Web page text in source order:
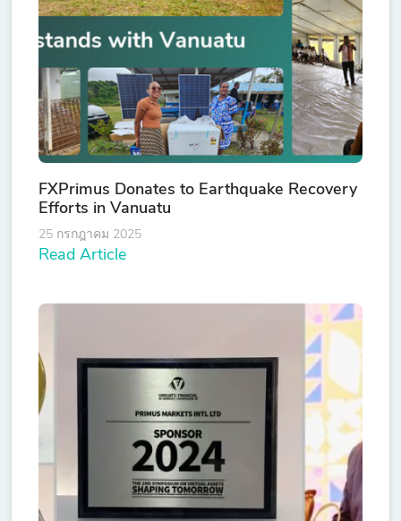
FXPrimus Donates to Earthquake Recovery
Efforts in Vanuatu
25 กรกฎาคม 2025
Read Article